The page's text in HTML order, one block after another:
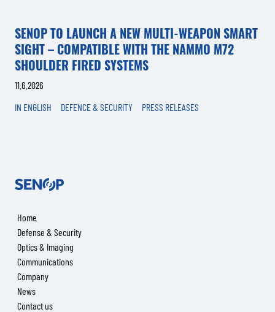
SENOP TO LAUNCH A NEW MULTI-WEAPON SMART
SIGHT – COMPATIBLE WITH THE NAMMO M72
SHOULDER FIRED SYSTEMS
11.6.2026
IN ENGLISH
DEFENCE & SECURITY PRESS RELEASES
Home
Defense & Security
Optics & Imaging
Communications
Company
News
Contact us